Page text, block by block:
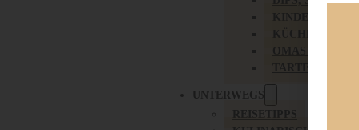
UNTERWEGS
REISETIPPS